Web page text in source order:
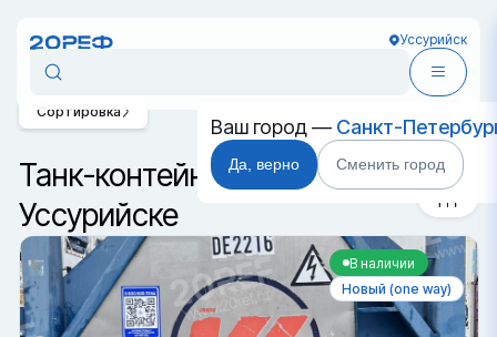
Уссурийск
Ваш город — Санкт-
Да, верно Сменить город
Танк-контейнеры в
Уссурийске
Сортировка
В наличии
Новый (one way)